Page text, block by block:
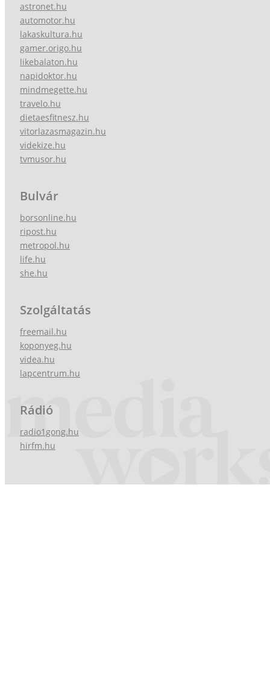
astronet.hu
automotor.hu
lakaskultura.hu
gamer.origo.hu
likebalaton.hu
napidoktor.hu
mindmegette.hu
travelo.hu
dietaesfitnesz.hu
vitorlazasmagazin.hu
videkize.hu
tvmusor.hu
Bulvár
borsonline.hu
ripost.hu
metropol.hu
life.hu
she.hu
Szolgáltatás
freemail.hu
koponyeg.hu
videa.hu
lapcentrum.hu
Rádió
radio1gong.hu
hirfm.hu